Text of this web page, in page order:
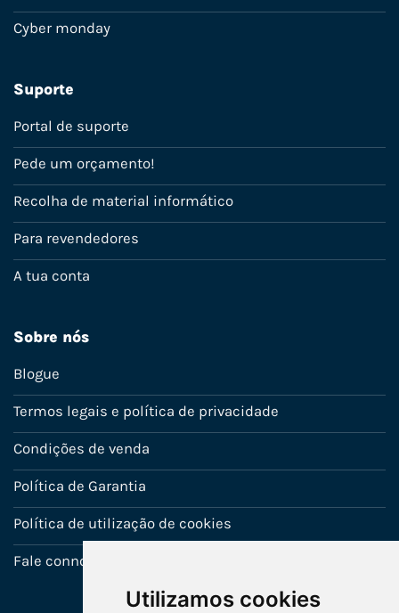
Utilizamos cookies
Cyber monday
Suporte
Portal de suporte
Pede um orçamento!
Recolha de material informático
Para revendedores
A tua conta
Sobre nós
Blogue
Termos legais e política de privacidade
Condições de venda
Política de Garantia
Política de utilização de cookies
Fale connosco